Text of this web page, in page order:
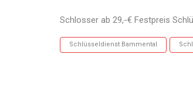
Schlosser ab 29,-€ Festpreis
Schlüsseldienst Bammental